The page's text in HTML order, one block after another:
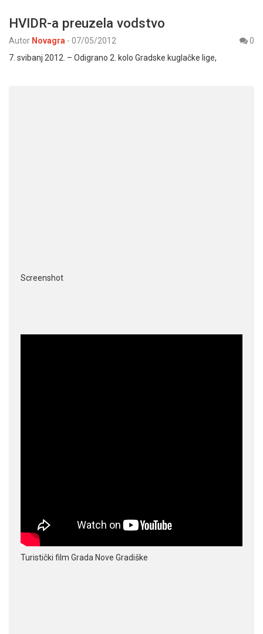
HVIDR-a preuzela vodstvo
Autor Novagra - 07/05/2012
0
7. svibanj 2012. – Odigrano 2. kolo Gradske kuglačke lige,
Screenshot
Turistički film Grada Nove Gradiške